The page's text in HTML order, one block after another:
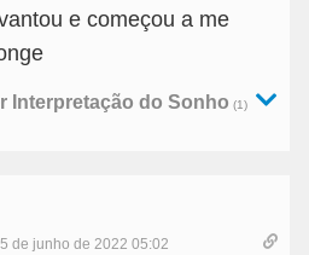
e começou a me
Interpretação do Sonho (1)
de junho de 2022 05:02